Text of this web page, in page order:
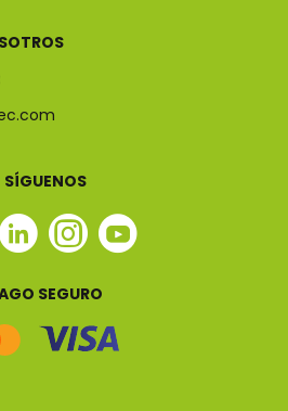
SÍGUENOS
Linkedin
Instagram
Youtube
SEGURO